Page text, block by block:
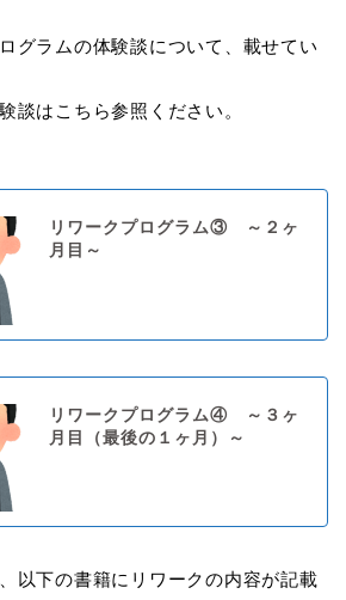
グラムの体験談について、載せてい
談はこちら参照ください。
リワークプログラム③ ～２ヶ
月目～
リワークプログラム④ ～３ヶ
月目（最後の１ヶ月）～
以下の書籍にリワークの内容が記載